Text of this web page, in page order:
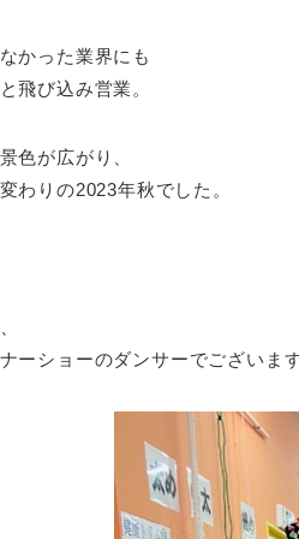
かった業界にも
飛び込み営業。
色が広がり、
わりの2023年秋でした。
ーショーのダンサーでございま